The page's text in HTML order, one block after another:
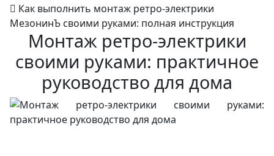
Как выполнить монтаж ретро-электрики
МезонинЪ своими руками: полная инструкция
Монтаж ретро-электрики
своими руками: практичное
руководство для дома